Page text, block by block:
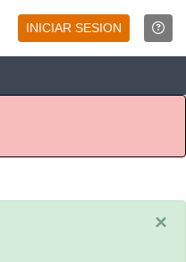
INICIAR SESION
×